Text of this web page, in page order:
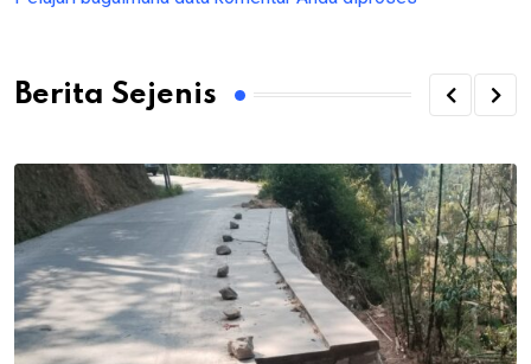
Berita Sejenis